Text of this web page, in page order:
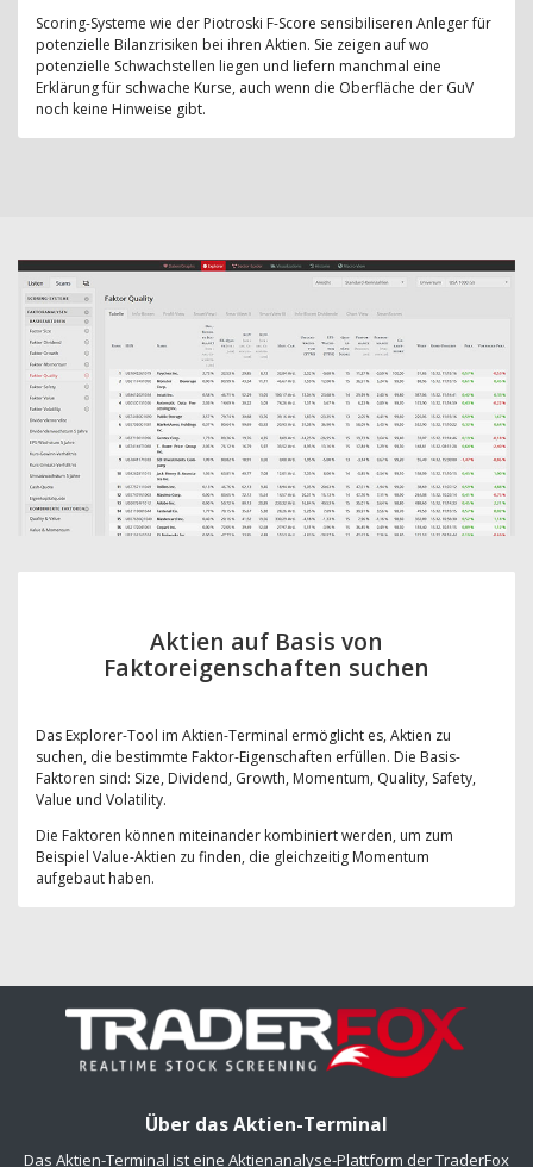
Scoring-Systeme wie der Piotroski F-Score sensibiliseren Anleger für
potenzielle Bilanzrisiken bei ihren Aktien. Sie zeigen auf wo
potenzielle Schwachstellen liegen und liefern manchmal eine
Erklärung für schwache Kurse, auch wenn die Oberfläche der GuV
noch keine Hinweise gibt.
Aktien auf Basis von
Faktoreigenschaften suchen
Das Explorer-Tool im Aktien-Terminal ermöglicht es, Aktien zu
suchen, die bestimmte Faktor-Eigenschaften erfüllen. Die Basis-
Faktoren sind: Size, Dividend, Growth, Momentum, Quality, Safety,
Value und Volatility.
Die Faktoren können miteinander kombiniert werden, um zum
Beispiel Value-Aktien zu finden, die gleichzeitig Momentum
aufgebaut haben.
Über das Aktien-Terminal
Das Aktien-Terminal ist eine Aktienanalyse-Plattform der TraderFox